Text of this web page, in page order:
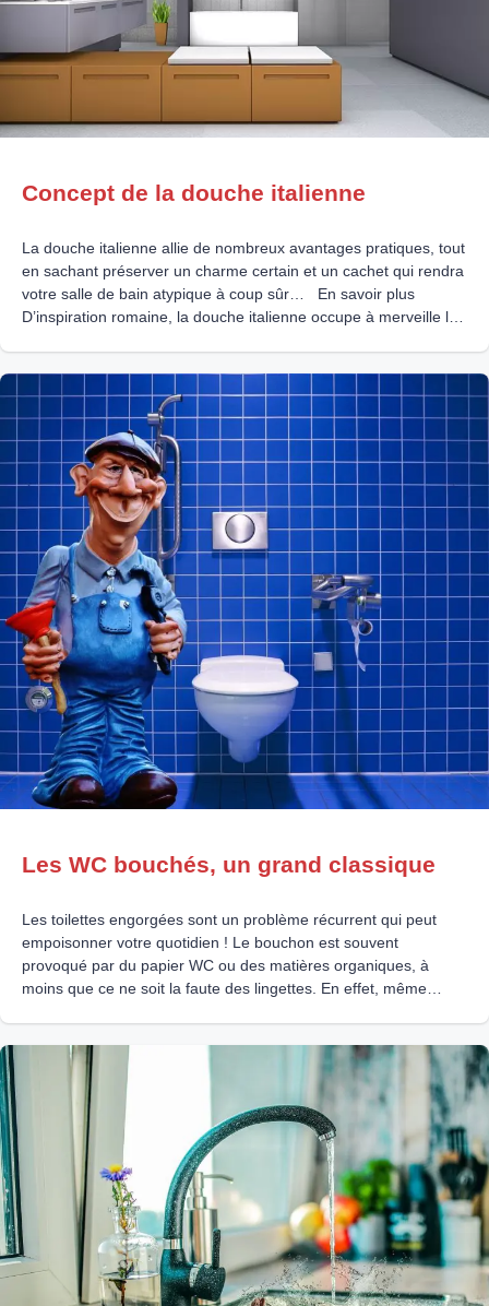
Concept de la douche italienne
La douche italienne allie de nombreux avantages pratiques, tout
en sachant préserver un charme certain et un cachet qui rendra
votre salle de bain atypique à coup sûr… En savoir plus
D’inspiration romaine, la douche italienne occupe à merveille les
Les WC bouchés, un grand classique
Les toilettes engorgées sont un problème récurrent qui peut
empoisonner votre quotidien ! Le bouchon est souvent
provoqué par du papier WC ou des matières organiques, à
moins que ce ne soit la faute des lingettes. En effet, même